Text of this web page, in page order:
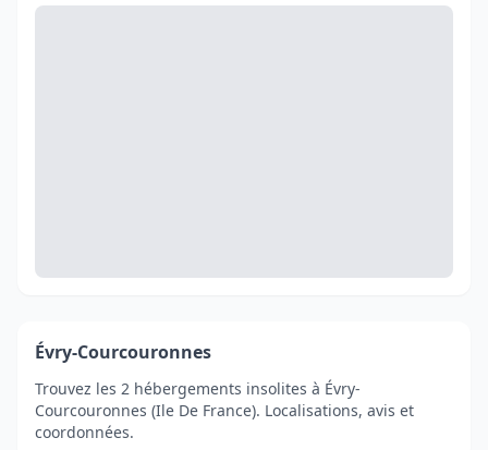
Évry-Courcouronnes
Trouvez les 2 hébergements insolites à Évry-
Courcouronnes (Ile De France). Localisations, avis et
coordonnées.